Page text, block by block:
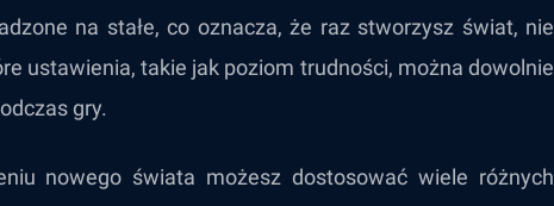
na stałe, co oznacza, że raz stworzysz świat, nie
ustawienia, takie jak poziom trudności, można dowolnie
gry.
nowego świata możesz dostosować wiele różnych